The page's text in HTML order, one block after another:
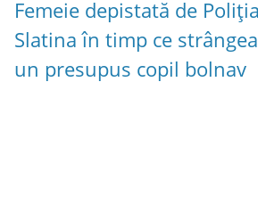
Femeie depistată de
Slatina în timp ce
un presupus copil bolnav